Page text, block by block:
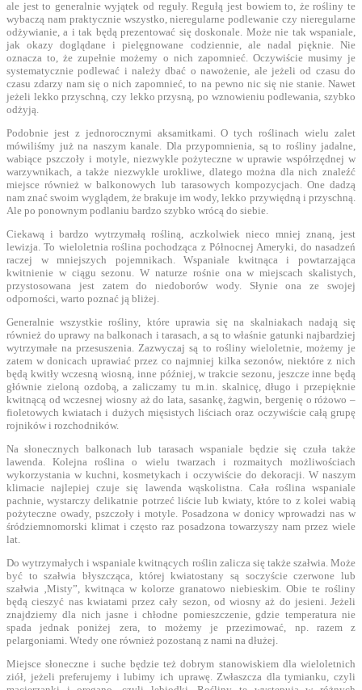
ale jest to generalnie wyjątek od reguły. Regułą jest bowiem to, że rośliny te
wybaczą nam praktycznie wszystko, nieregularne podlewanie czy nieregularne
odżywianie, a i tak będą prezentować się doskonale. Może nie tak wspaniale,
jak okazy doglądane i pielęgnowane codziennie, ale nadal pięknie. Nie
oznacza to, że zupełnie możemy o nich zapomnieć. Oczywiście musimy je
systematycznie podlewać i należy dbać o nawożenie, ale jeżeli od czasu do
czasu zdarzy nam się o nich zapomnieć, to na pewno nic się nie stanie. Nawet
jeżeli lekko przyschną, czy lekko przysną, po wznowieniu podlewania, szybko
odżyją.
Podobnie jest z jednorocznymi aksamitkami. O tych roślinach wielu zalet
mówiliśmy już na naszym kanale. Dla przypomnienia, są to rośliny jadalne,
wabiące pszczoły i motyle, niezwykle pożyteczne w uprawie współrzędnej w
warzywnikach, a także niezwykle urokliwe, dlatego można dla nich znaleźć
miejsce również w balkonowych lub tarasowych kompozycjach. One dadzą
nam znać swoim wyglądem, że brakuje im wody, lekko przywiędną i przyschną.
Ale po ponownym podlaniu bardzo szybko wrócą do siebie.
Ciekawą i bardzo wytrzymałą rośliną, aczkolwiek nieco mniej znaną, jest
lewizja. To wieloletnia roślina pochodząca z Północnej Ameryki, do nasadzeń
raczej w mniejszych pojemnikach. Wspaniale kwitnąca i powtarzająca
kwitnienie w ciągu sezonu. W naturze rośnie ona w miejscach skalistych,
przystosowana jest zatem do niedoborów wody. Słynie ona ze swojej
odporności, warto poznać ją bliżej.
Generalnie wszystkie rośliny, które uprawia się na skalniakach nadają się
również do uprawy na balkonach i tarasach, a są to właśnie gatunki najbardziej
wytrzymałe na przesuszenia. Zazwyczaj są to rośliny wieloletnie, możemy je
zatem w donicach uprawiać przez co najmniej kilka sezonów, niektóre z nich
będą kwitły wczesną wiosną, inne później, w trakcie sezonu, jeszcze inne będą
głównie zieloną ozdobą, a zaliczamy tu m.in. skalnicę, długo i przepięknie
kwitnącą od wczesnej wiosny aż do lata, sasankę, żagwin, bergenię o różowo –
fioletowych kwiatach i dużych mięsistych liściach oraz oczywiście całą grupę
rojników i rozchodników.
Na słonecznych balkonach lub tarasach wspaniale będzie się czuła także
lawenda. Kolejna roślina o wielu twarzach i rozmaitych możliwościach
wykorzystania w kuchni, kosmetykach i oczywiście do dekoracji. W naszym
klimacie najlepiej czuje się lawenda wąskolistna. Cała roślina wspaniale
pachnie, wystarczy delikatnie potrzeć liście lub kwiaty, które to z kolei wabią
pożyteczne owady, pszczoły i motyle. Posadzona w donicy wprowadzi nas w
śródziemnomorski klimat i często raz posadzona towarzyszy nam przez wiele
lat.
Do wytrzymałych i wspaniale kwitnących roślin zalicza się także szałwia. Może
być to szałwia błyszcząca, której kwiatostany są soczyście czerwone lub
szałwia ‚Misty”, kwitnąca w kolorze granatowo niebieskim. Obie te rośliny
będą cieszyć nas kwiatami przez cały sezon, od wiosny aż do jesieni. Jeżeli
znajdziemy dla nich jasne i chłodne pomieszczenie, gdzie temperatura nie
spada jednak poniżej zera, to możemy je przezimować, np. razem z
pelargoniami. Wtedy one również pozostaną z nami na dłużej.
Miejsce słoneczne i suche będzie też dobrym stanowiskiem dla wieloletnich
ziół, jeżeli preferujemy i lubimy ich uprawę. Zwłaszcza dla tymianku, czyli